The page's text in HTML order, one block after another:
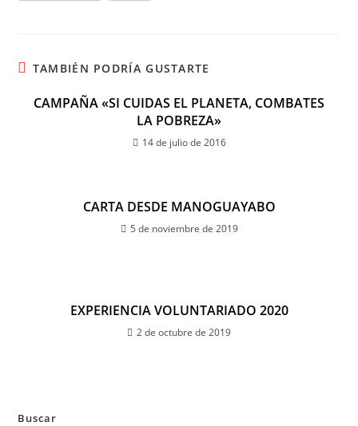
TAMBIÉN PODRÍA GUSTARTE
CAMPAÑA «SI CUIDAS EL PLANETA, COMBATES
LA POBREZA»
14 de julio de 2016
CARTA DESDE MANOGUAYABO
5 de noviembre de 2019
EXPERIENCIA VOLUNTARIADO 2020
2 de octubre de 2019
Buscar